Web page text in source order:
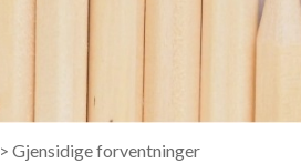
> Gjensidige forventninger